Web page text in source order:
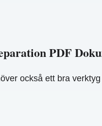
PDF
också ett bra